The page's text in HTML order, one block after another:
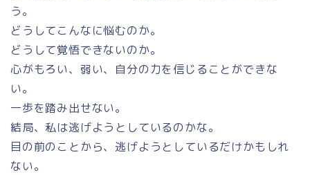
う。
どうしてこんなに悩むのか。
どうして覚悟できないのか。
心がもろい、弱い、自分の力を信じることができな
い。
一歩を踏み出せない。
結局、私は逃げようとしているのかな。
目の前のことから、逃げようとしているだけかもしれ
ない。